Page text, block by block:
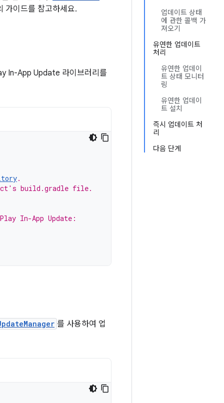
업데이트 상태
에 관한 콜백 가
져오기
유연한 업데이트
처리
유연한 업데이
트 상태 모니터
링
유연한 업데이
트 설치
즉시 업데이트 처
리
다음 단계
가이드를 참고하세요.
In-App Update 라이브러리를
.
build.gradle file.
In-App Update:
를 사용하여 업